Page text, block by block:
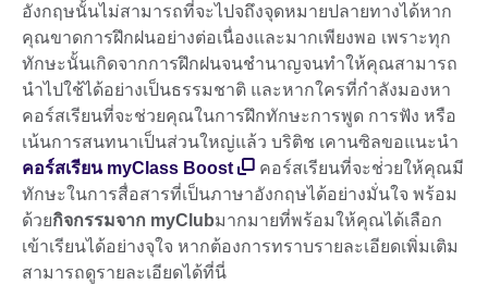
อังกฤษนั้นไม่สามารถที่จะไปจถึงจุดหมายปลายทางได้หาก
คุณขาดการฝึกฝนอย่างต่อเนื่องและมากเพียงพอ เพราะทุก
ทักษะนั้นเกิดจากการฝึกฝนจนชำนาญจนทำให้คุณสามารถ
นำไปใช้ได้อย่างเป็นธรรมชาติ และหากใครที่กำลังมองหา
คอร์สเรียนที่จะช่วยคุณในการฝึกทักษะการพูด การฟัง หรือ
เน้นการสนทนาเป็นส่วนใหญ่แล้ว บริติช เคานซิลขอแนะนำ
คอร์สเรียน myClass Boost
คอร์สเรียนที่จะช่่วยให้คุณมี
ทักษะในการสื่อสารที่เป็นภาษาอังกฤษได้อย่างมั่นใจ พร้อม
ด้วยกิจกรรมจาก myClubมากมายที่พร้อมให้คุณได้เลือก
เข้าเรียนได้อย่างจุใจ หากต้องการทราบรายละเอียดเพิ่มเติม
สามารถดูรายละเอียดได้ที่นี่